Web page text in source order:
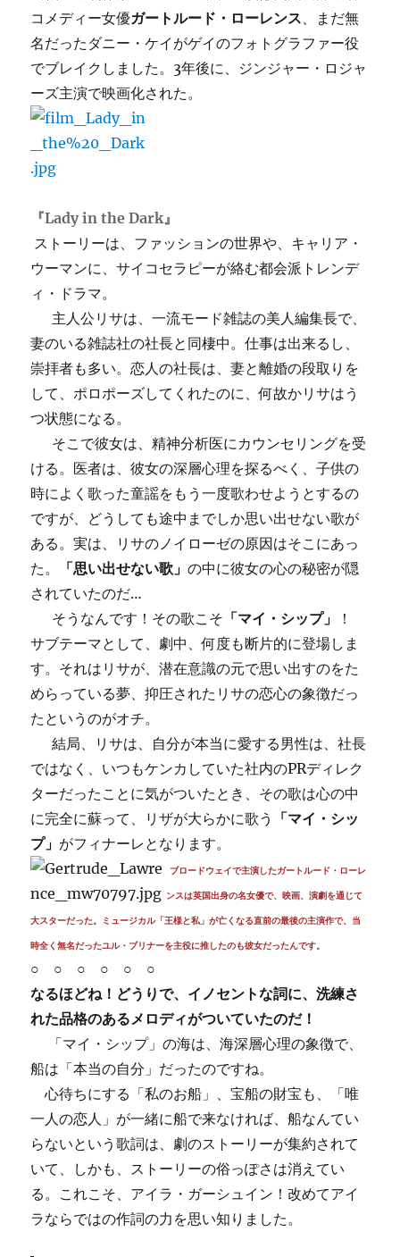
コメディー女優ガートルード・ローレンス 、まだ無
名だったダニー・ケイがゲイのフォトグラファー役
でブレイクしました。3年後に、ジンジャー・ロジャ
ーズ主演で映画化された。
『Lady in the Dark』
ストーリーは、ファッションの世界や、キャリア・
ウーマンに、サイコセラピーが絡む都会派トレンデ
ィ・ドラマ。
主人公リサは、一流モード雑誌の美人編集長で、
妻のいる雑誌社の社長と同棲中。仕事は出来るし、
崇拝者も多い。恋人の社長は、妻と離婚の段取りを
して、ポロポーズしてくれたのに、何故かリサはう
つ状態になる。
そこで彼女は、精神分析医にカウンセリングを受
ける。医者は、彼女の深層心理を探るべく、子供の
時によく歌った童謡をもう一度歌わせようとするの
ですが、どうしても途中までしか思い出せない歌が
ある。実は、リサのノイローゼの原因はそこにあっ
た。
「思い出せない歌」の中に彼女の心の秘密が隠
されていたのだ…
そうなんです！その歌こそ 「マイ・シップ」
！
サブテーマとして、劇中、何度も断片的に登場しま
す。それはリサが、潜在意識の元で思い出すのをた
めらっている夢、抑圧されたリサの恋心の象徴だっ
たというのがオチ。
結局、リサは、自分が本当に愛する男性は、社長
ではなく、いつもケンカしていた社内のPRディレク
ターだったことに気がついたとき、その歌は心の中
に完全に蘇って、リザが大らかに歌う
「マイ・シッ
プ」 がフィナーレとなります。
ブロードウェイで主演したガートルード・ローレ
ンスは英国出身の名女優で、映画、演劇を通じて
大スターだった。ミュージカル「王様と私」が亡くなる直前の最後の主演作で、当
時全く無名だったユル・ブリナーを主役に推したのも彼女だったんです。
○ ○ ○ ○ ○ ○
なるほどね！どうりで、イノセントな詞に、洗練さ
れた品格のあるメロディがついていたのだ！
「マイ・シップ」の海は、海深層心理の象徴で、
船は「本当の自分」だったのですね。
心待ちにする「私のお船」、宝船の財宝も、「唯
一人の恋人」が一緒に船で来なければ、船なんてい
らないという歌詞は、劇のストーリーが集約されて
いて、しかも、ストーリーの俗っぽさは消えてい
る。これこそ、アイラ・ガーシュイン！改めてアイ
ラならではの作詞の力を思い知りました。